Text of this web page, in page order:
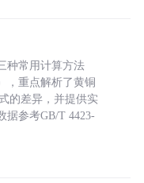
种常用计算方法
，重点解析了黄铜
的差异，并提供实
据参考GB/T 4423-